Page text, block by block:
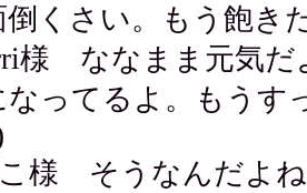
くさい。もう飽き
様 ななまま元気だ
なってるよ。もうす
様 そうなんだよね